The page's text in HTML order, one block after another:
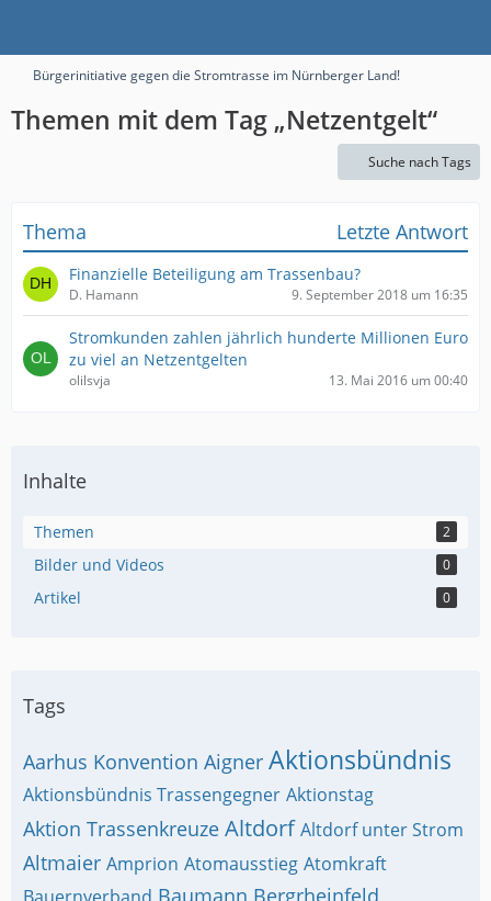
Bürgerinitiative gegen die Stromtrasse im Nürnberger Land!
Themen mit dem Tag „Netzentgelt“
Suche nach Tags
Thema Letzte Antwort
Finanzielle Beteiligung am Trassenbau?
D. Hamann 9. September 2018 um 16:35
Stromkunden zahlen jährlich hunderte Millionen Euro
zu viel an Netzentgelten
olilsvja 13. Mai 2016 um 00:40
Inhalte
Themen 2
Bilder und Videos 0
Artikel 0
Tags
Aarhus Konvention Aigner Aktionsbündnis
Aktionsbündnis Trassengegner Aktionstag
Aktion Trassenkreuze Altdorf Altdorf unter Strom
Altmaier Amprion Atomausstieg Atomkraft
Baumann Bergrheinfeld